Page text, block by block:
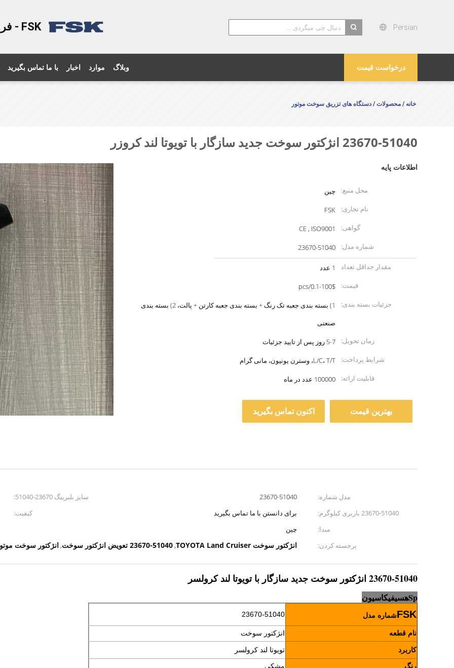
FSK - فروشگاه قطعات اتومبيل مورد اعتماد شما Persian
درخواست قیمت با ما تماس بگیرید اخبار موارد وبلاگ
خانه /محصولات/دستگاه های تزریق سوخت موتور
23670-51040 انژکتور سوخت جدید سازگار با تویوتا لند کروزر
اطلاعات پایه
محل منبع:
چین
نام تجاری:
FSK
گواهی:
CE , ISO9001
شماره مدل:
23670-51040
مقدار حداقل تعداد
سفارش:
1 عدد
قیمت:
0.1-100$/pcs
جزئیات بسته بندی:
1) بسته بندی جعبه تک رنگ + بسته بندی جعبه کارتن + پالت، 2) بسته بندی
صنعتی
زمان تحویل:
5-7 روز پس از تایید جزئیات
شرایط پرداخت:
L/C، T/T، وسترن یونیون، مانی گرام
قابلیت ارائه:
100000 عدد در ماه
بهترین قیمت اکنون تماس بگیرید
مدل شماره: 23670-51040 سایز بلبرینگ 23670-51040:
23670-51040 باربری کیلوگرم:
برای دانستن با ما تماس بگیرید کیفیت:
مبدا:
چین
برجسته کردن:
انژکتور سوخت TOYOTA Land Cruiser , 23670-51040 تعویض انژکتور سوخت , انژکتور سوخت
23670-51040 انژکتور سوخت جدید سازگار با تویوتا لند کرولسر
Spهسیفیکاسیون
FSKشماره مدل 23670-51040
نام قطعه انژکتور سوخت
کاربرد
تویوتا لند کرولسر
رنگ
مشکی